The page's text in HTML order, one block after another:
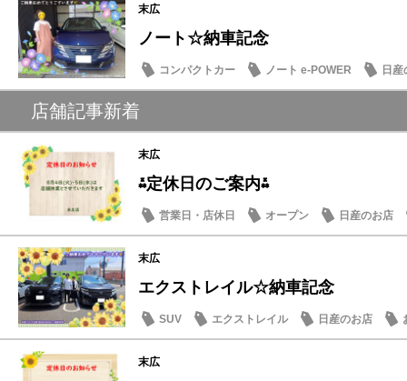
末広
ノート☆納車記念
コンパクトカー ノート e-POWER 日
店舗記事新着
末広
⁂定休日のご案内⁂
営業日・店休日 オープン 日産のお店
末広
エクストレイル☆納車記念
SUV エクストレイル 日産のお店
末広